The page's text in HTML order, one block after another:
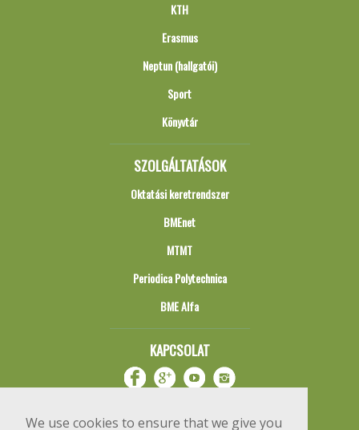
We use cookies to ensure that we give you
KTH
Erasmus
Neptun (hallgatói)
Sport
Könyvtár
SZOLGÁLTATÁSOK
Oktatási keretrendszer
BMEnet
MTMT
Periodica Polytechnica
BME Alfa
KAPCSOLAT